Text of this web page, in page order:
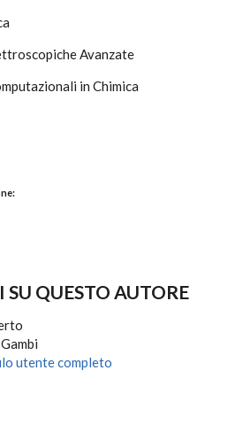
Avanzate
in Chimica
QUESTO AUTORE
Gambi
utente completo